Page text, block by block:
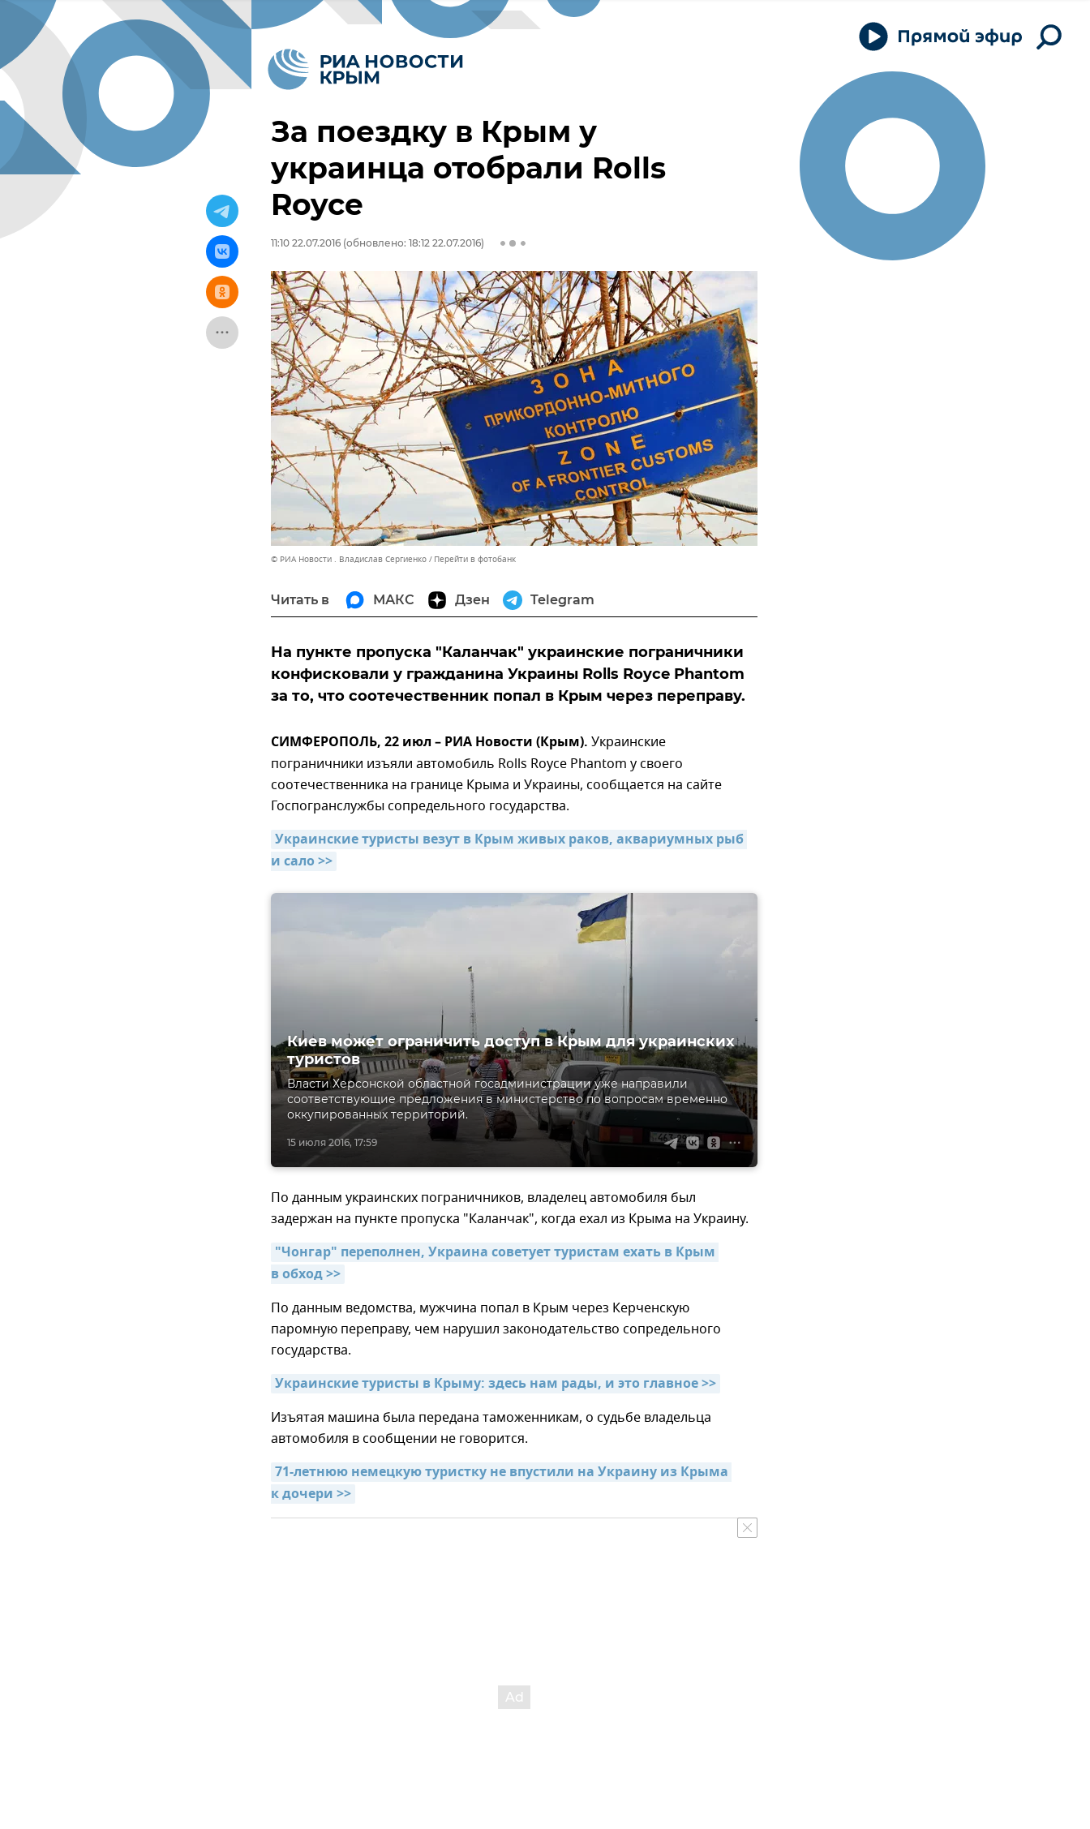
За поездку в Крым у
украинца отобрали Rolls
Royce
11:10 22.07.2016 (обновлено: 18:12 22.07.2016)
© РИА Новости . Владислав Сергиенко Перейти в фотобанк
Читать в МАКС Дзен Telegram
На пункте пропуска "Каланчак" украинские пограничники
конфисковали у гражданина Украины Rolls Royce Phantom
за то, что соотечественник попал в Крым через переправу.
СИМФЕРОПОЛЬ, 22 июл – РИА Новости (Крым). Украинские
пограничники изъяли автомобиль Rolls Royce Phantom у своего
соотечественника на границе Крыма и Украины, сообщается на сайте
Госпогранслужбы сопредельного государства.
Украинские туристы везут в Крым живых раков, аквариумных рыб
и сало >>
15 июля 2016, 17:59
Киев может ограничить доступ в Крым для украинских
туристов
Власти Херсонской областной госадминистрации уже направили
соответствующие предложения в министерство по вопросам временно
оккупированных территорий.
По данным украинских пограничников, владелец автомобиля был
задержан на пункте пропуска "Каланчак", когда ехал из Крыма на Украину.
"Чонгар" переполнен, Украина советует туристам ехать в Крым
в обход >>
По данным ведомства, мужчина попал в Крым через Керченскую
паромную переправу, чем нарушил законодательство сопредельного
государства.
Украинские туристы в Крыму: здесь нам рады, и это главное >>
Изъятая машина была передана таможенникам, о судьбе владельца
автомобиля в сообщении не говорится.
71-летнюю немецкую туристку не впустили на Украину из Крыма
к дочери >>